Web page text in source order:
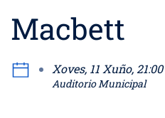
Macbett
Xoves, 11 Xuño, 21:00
Auditorio Municipal